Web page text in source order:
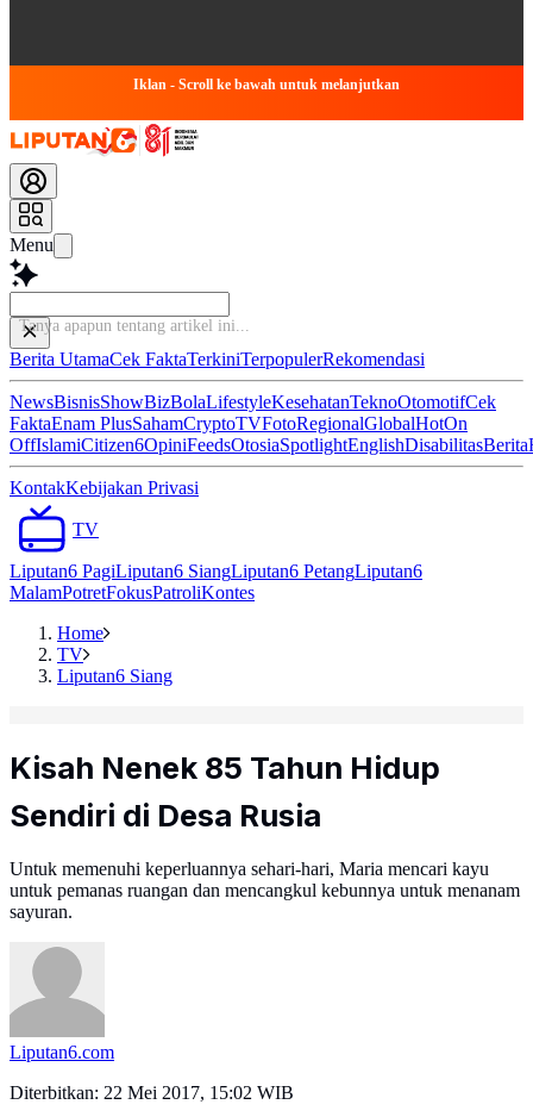
Iklan - Scroll ke bawah untuk melanjutkan
Menu
Tanya apapun te
Berita UtamaCek FaktaTerkiniTerpopulerRekomendasi
NewsBisnisShowBizBolaLifestyleKesehatanTeknoOtomotifCek
FaktaEnam PlusSahamCryptoTVFotoRegionalGlobalHotOn
OffIslamiCitizen6OpiniFeedsOtosiaSpotlightEnglishDisabilitasBerita
KontakKebijakan Privasi
TV
Liputan6 PagiLiputan6 SiangLiputan6 PetangLiputan6
MalamPotretFokusPatroliKontes
Home
TV
Liputan6 Siang
Kisah Nenek 85 Tahun Hidup
Sendiri di Desa Rusia
Untuk memenuhi keperluannya sehari-hari, Maria mencari kayu
untuk pemanas ruangan dan mencangkul kebunnya untuk menanam
sayuran.
Liputan6.com
Diterbitkan: 22 Mei 2017, 15:02 WIB